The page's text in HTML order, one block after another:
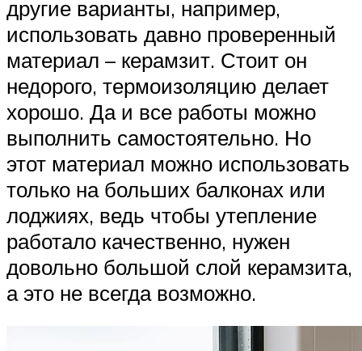
другие варианты, например,
использовать давно проверенный
материал – керамзит. Стоит он
недорого, термоизоляцию делает
хорошо. Да и все работы можно
выполнить самостоятельно. Но
этот материал можно использовать
только на больших балконах или
лоджиях, ведь чтобы утепление
работало качественно, нужен
довольно большой слой керамзита,
а это не всегда возможно.